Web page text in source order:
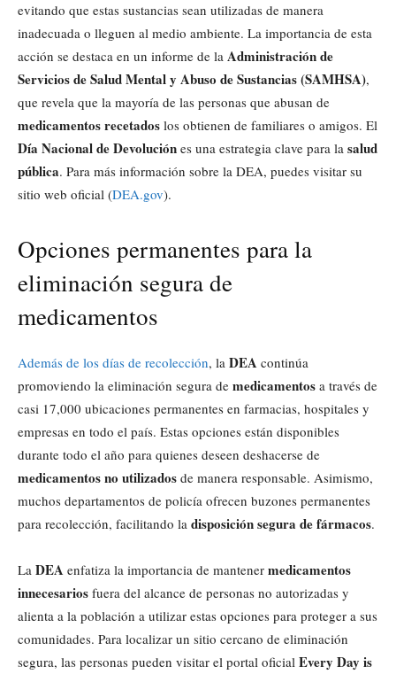
evitando que estas sustancias sean utilizadas de manera
inadecuada o lleguen al medio ambiente. La importancia de esta
acción se destaca en un informe de la Administración de
Servicios de Salud Mental y Abuso de Sustancias (SAMHSA),
que revela que la mayoría de las personas que abusan de
medicamentos recetados los obtienen de familiares o amigos. El
Día Nacional de Devolución es una estrategia clave para la salud
pública. Para más información sobre la DEA, puedes visitar su
sitio web oficial (DEA.gov).
Opciones permanentes para la
eliminación segura de
medicamentos
Además de los días de recolección, la DEA continúa
promoviendo la eliminación segura de medicamentos a través de
casi 17,000 ubicaciones permanentes en farmacias, hospitales y
empresas en todo el país. Estas opciones están disponibles
durante todo el año para quienes deseen deshacerse de
medicamentos no utilizados de manera responsable. Asimismo,
muchos departamentos de policía ofrecen buzones permanentes
para recolección, facilitando la disposición segura de fármacos.
La DEA enfatiza la importancia de mantener medicamentos
innecesarios fuera del alcance de personas no autorizadas y
alienta a la población a utilizar estas opciones para proteger a sus
comunidades. Para localizar un sitio cercano de eliminación
segura, las personas pueden visitar el portal oficial Every Day is